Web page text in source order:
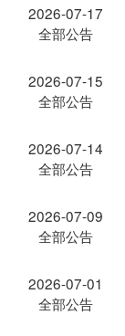
2026-07-17
全部公告
2026-07-15
全部公告
2026-07-14
全部公告
2026-07-09
全部公告
2026-07-01
全部公告